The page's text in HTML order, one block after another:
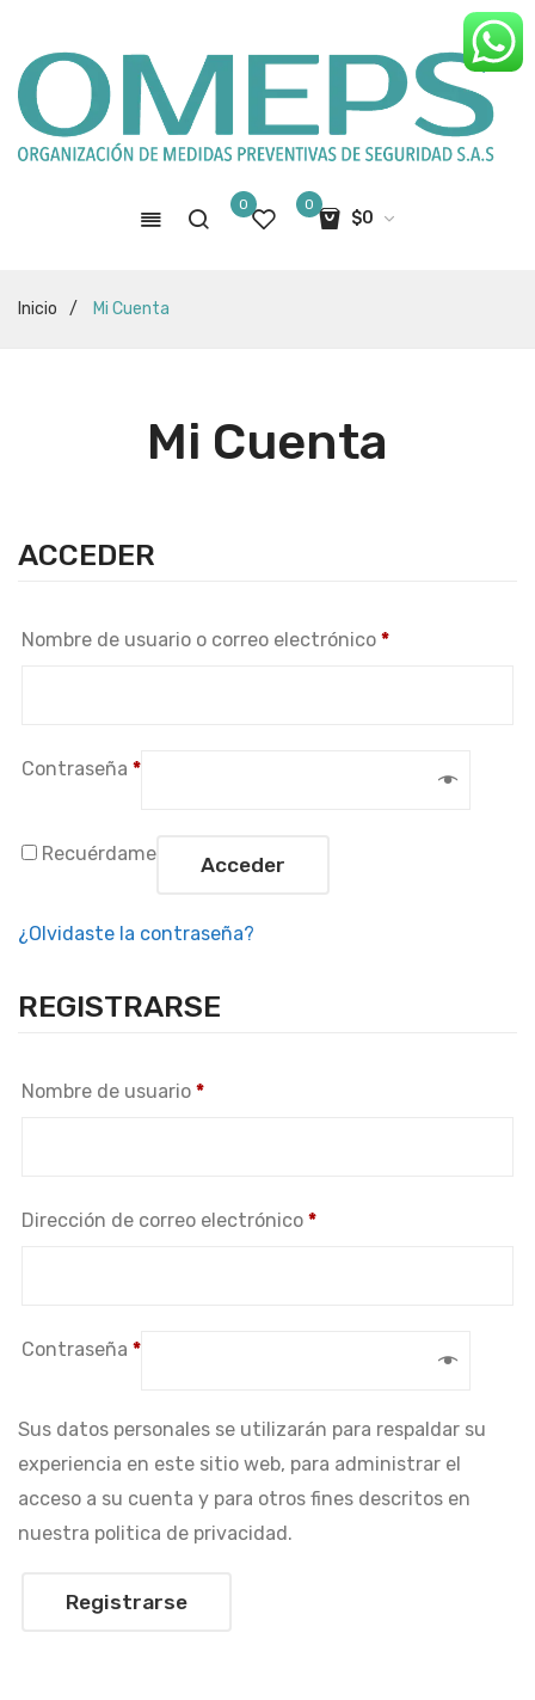
0 0
$0
compras
Inicio / Mi Cuenta
Mi Cuenta
ACCEDER
Nombre de usuario o correo electrónico *Obligatorio
Contraseña *Obligatorio
Recuérdame Acceder
¿Olvidaste la contraseña?
REGISTRARSE
Nombre de usuario *Obligatorio
Dirección de correo electrónico *Obligatorio
Contraseña *Obligatorio
Sus datos personales se utilizarán para respaldar su
experiencia en este sitio web, para administrar el
acceso a su cuenta y para otros fines descritos en
nuestra politica de privacidad.
Registrarse